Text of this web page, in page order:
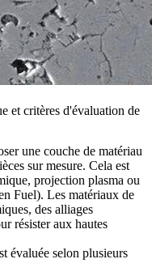
et critères d'évaluation de
une couche de matériau
sur mesure. Cela est
projection plasma ou
Fuel). Les matériaux de
des alliages
résister aux hautes
évaluée selon plusieurs